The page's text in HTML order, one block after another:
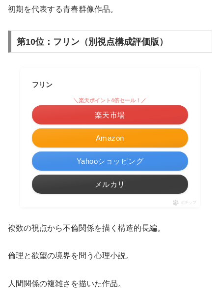
初期を代表する青春群像作品。
第10位：フリン（別視点構成評価版）
フリン
Amazon
＼楽天ポイント4倍セール！／
楽天市場
Yahooショッピング
メルカリ
ポチップ
複数の視点から不倫関係を描く構造的長編。
倫理と欲望の境界を問う心理小説。
人間関係の複雑さを描いた作品。